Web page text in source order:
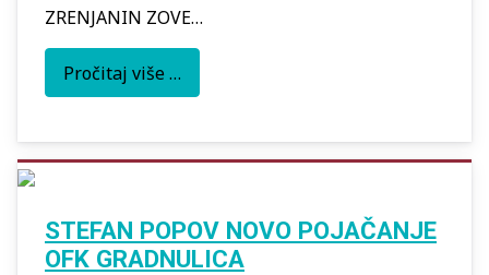
ZRENJANIN ZOVE…
Pročitaj više …
STEFAN POPOV NOVO POJAČANJE
OFK GRADNULICA